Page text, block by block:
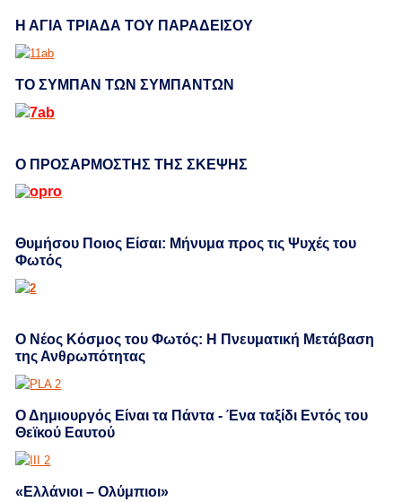
Η ΑΓΙΑ ΤΡΙΑΔΑ ΤΟΥ ΠΑΡΑΔΕΙΣΟΥ
ΤΟ ΣΥΜΠΑΝ ΤΩΝ ΣΥΜΠΑΝΤΩΝ
Ο ΠΡΟΣΑΡΜΟΣΤΗΣ ΤΗΣ ΣΚΕΨΗΣ
Θυμήσου Ποιος Είσαι: Μήνυμα προς τις Ψυχές του
Φωτός
Ο Νέος Κόσμος του Φωτός: Η Πνευματική Μετάβαση
της Ανθρωπότητας
Ο Δημιουργός Είναι τα Πάντα - Ένα ταξίδι Εντός του
Θεϊκού Εαυτού
«Ελλάνιοι – Ολύμπιοι»